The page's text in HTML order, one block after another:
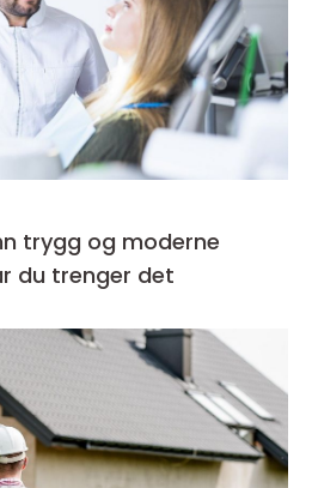
du trenger det